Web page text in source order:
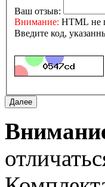
Ваш отзыв:
Внимание: HTML не
Введите код,